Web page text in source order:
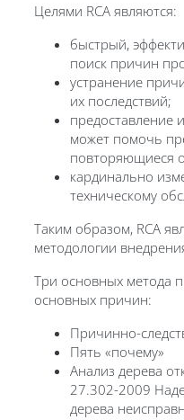
Целями RCA являются:
быстрый,
поиск причин
устранение
их последствий;
предоставление
может помочь
повторяющиеся
кардинально
техническому
Таким образом, RCA
методологии
Три основных метода
основных причин:
Причинно-
Пять «почему»
Анализ дерева
27.302-2009
дерева